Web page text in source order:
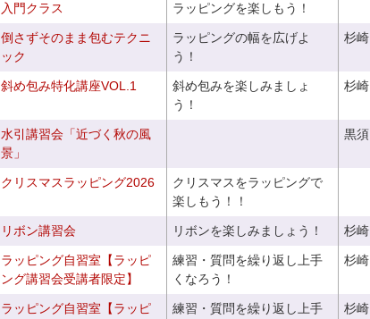
入門クラス ラッピングを楽しもう！
倒さずそのまま包むテクニ
ック
ラッピングの幅を広げよ
う！
杉崎
斜め包み特化講座VOL.1
斜め包みを楽しみましょ
う！
杉崎
水引講習会「近づく秋の風
景」
黒須
クリスマスラッピング2026
クリスマスをラッピングで
楽しもう！！
リボン講習会 リボンを楽しみましょう！ 杉崎
ラッピング自習室【ラッピ
ング講習会受講者限定】
練習・質問を繰り返し上手
くなろう！
杉崎
ラッピング自習室【ラッピ
練習・質問を繰り返し上手
杉崎